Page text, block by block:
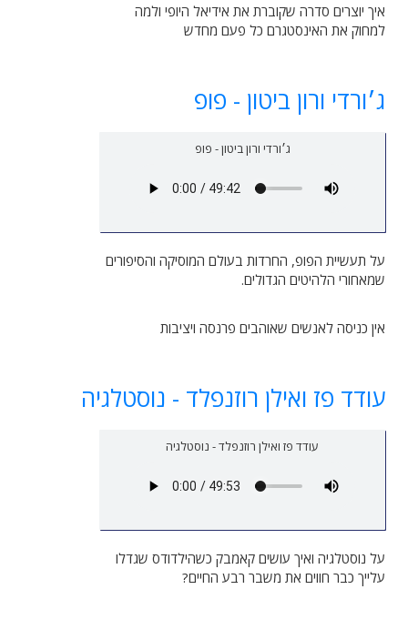
איך יוצרים סדרה שקוברת את אידיאל היופי ולמה
למחוק את האינסטגרם כל פעם מחדש
ג׳ורדי ורון ביטון - פופ
ג׳ורדי ורון ביטון - פופ
על תעשיית הפופ, החרדות בעולם המוסיקה והסיפורים
שמאחורי הלהיטים הגדולים.
אין כניסה לאנשים שאוהבים פרנסה ויציבות
עודד פז ואילן רוזנפלד - נוסטלגיה
עודד פז ואילן רוזנפלד - נוסטלגיה
על נוסטלגיה ואיך עושים קאמבק כשהילדודס שגדלו
עלייך כבר חווים את משבר רבע החיים?